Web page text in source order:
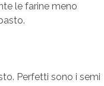
le farine meno
Perfetti sono i semi